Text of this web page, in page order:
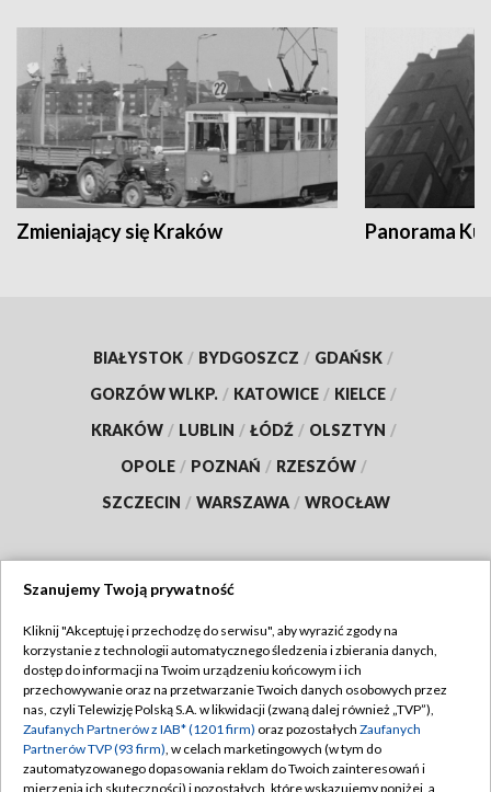
Zmieniający się Kraków Panorama
BIAŁYSTOK / BYDGOSZCZ / GDAŃSK /
GORZÓW WLKP. / KATOWICE / KIELCE /
KRAKÓW / LUBLIN / ŁÓDŹ / OLSZTYN /
OPOLE / POZNAŃ / RZESZÓW /
SZCZECIN / WARSZAWA / WROCŁAW
TVP
Abonament TVP
Emisja w TVP
Centrum informacji TVP
Regulamin TVP
Polityka prywatności
Moje zgody
Szanujemy Twoją prywatność
Kliknij "Akceptuję i przechodzę do serwisu", aby wyrazić zgody na
korzystanie z technologii automatycznego śledzenia i zbierania danych,
dostęp do informacji na Twoim urządzeniu końcowym i ich
przechowywanie oraz na przetwarzanie Twoich danych osobowych przez
nas, czyli Telewizję Polską S.A. w likwidacji (zwaną dalej również „TVP”),
Zaufanych Partnerów z IAB* (1201 firm) oraz pozostałych Zaufanych
Partnerów TVP (93 firm), w celach marketingowych (w tym do
zautomatyzowanego dopasowania reklam do Twoich zainteresowań i
mierzenia ich skuteczności) i pozostałych, które wskazujemy poniżej, a